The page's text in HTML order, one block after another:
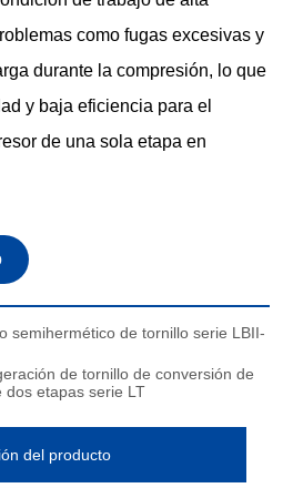
semihermético de tornillo serie LBII-
de tornillo de conversión de
dos etapas serie LT
del producto